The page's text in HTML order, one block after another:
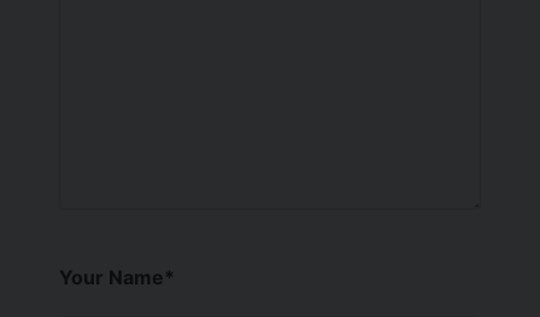
Your Name*